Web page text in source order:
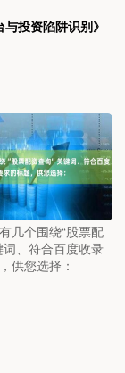
投资陷阱识别》
几个围绕“股票配
词、符合百度收录
供您选择：